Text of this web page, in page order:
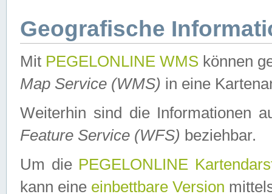
Geografische
Mit PEGELONLINE WMS können
Map Service (WMS) in eine
Weiterhin sind die Informationen
Feature Service (WFS) beziehbar.
Um die PEGELONLINE
kann eine einbettbare Version